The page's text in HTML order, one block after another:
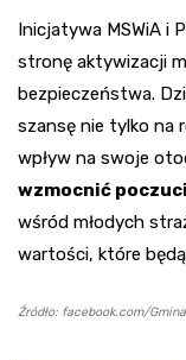
Inicjatywa MSWiA i
stronę aktywizacji
bezpieczeństwa.
szansę nie tylko na
wpływ na swoje
wzmocnić
wśród młodych
wartości, które
Źródło: facebook.com/